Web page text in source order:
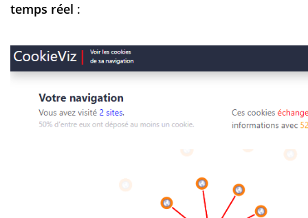
temps réel :